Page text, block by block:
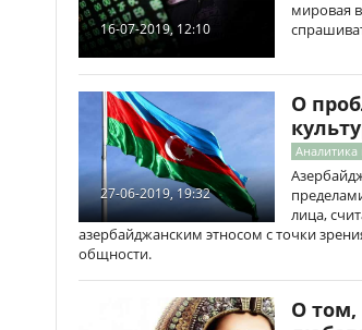
16-07-2019, 12:10
мировая
27-06-2019, 19:32
О
лица,
азербайджанским этносом с точки
общности.
О том,